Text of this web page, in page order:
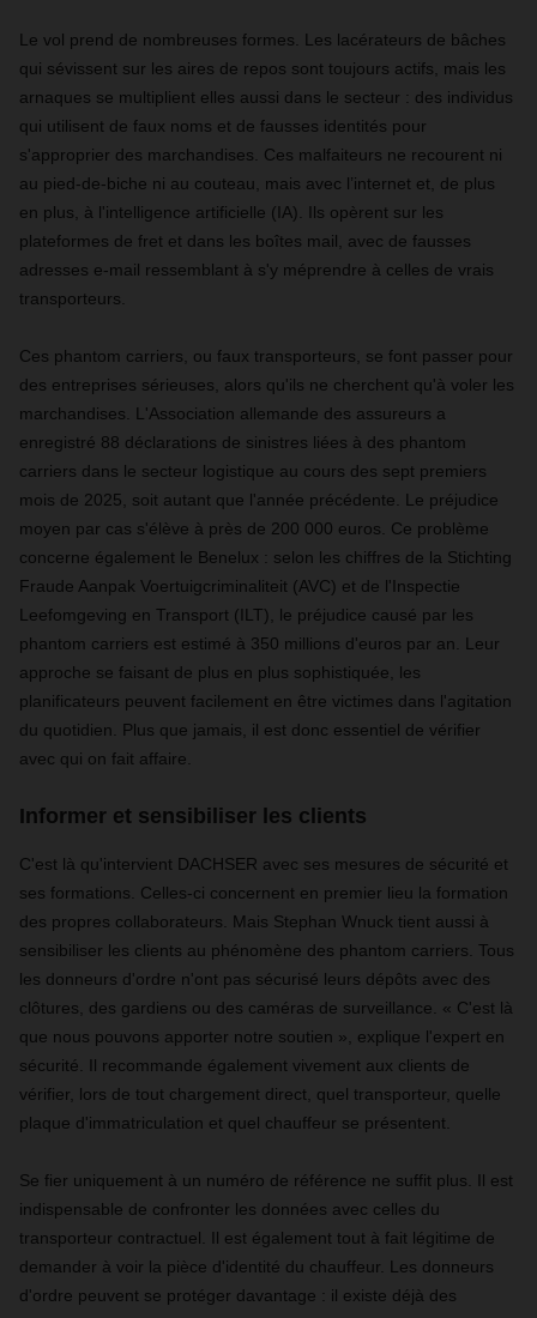
Le vol prend de nombreuses formes. Les lacérateurs de bâches
qui sévissent sur les aires de repos sont toujours actifs, mais les
arnaques se multiplient elles aussi dans le secteur : des individus
qui utilisent de faux noms et de fausses identités pour
s'approprier des marchandises. Ces malfaiteurs ne recourent ni
au pied-de-biche ni au couteau, mais avec l’internet et, de plus
en plus, à l'intelligence artificielle (IA). Ils opèrent sur les
plateformes de fret et dans les boîtes mail, avec de fausses
adresses e-mail ressemblant à s'y méprendre à celles de vrais
transporteurs.
Ces phantom carriers, ou faux transporteurs, se font passer pour
des entreprises sérieuses, alors qu'ils ne cherchent qu'à voler les
marchandises. L'Association allemande des assureurs a
enregistré 88 déclarations de sinistres liées à des phantom
carriers dans le secteur logistique au cours des sept premiers
mois de 2025, soit autant que l'année précédente. Le préjudice
moyen par cas s'élève à près de 200 000 euros. Ce problème
concerne également le Benelux : selon les chiffres de la Stichting
Fraude Aanpak Voertuigcriminaliteit (AVC) et de l'Inspectie
Leefomgeving en Transport (ILT), le préjudice causé par les
phantom carriers est estimé à 350 millions d'euros par an. Leur
approche se faisant de plus en plus sophistiquée, les
planificateurs peuvent facilement en être victimes dans l'agitation
du quotidien. Plus que jamais, il est donc essentiel de vérifier
avec qui on fait affaire.
Informer et sensibiliser les clients
C'est là qu'intervient DACHSER avec ses mesures de sécurité et
ses formations. Celles-ci concernent en premier lieu la formation
des propres collaborateurs. Mais Stephan Wnuck tient aussi à
sensibiliser les clients au phénomène des phantom carriers. Tous
les donneurs d'ordre n'ont pas sécurisé leurs dépôts avec des
clôtures, des gardiens ou des caméras de surveillance. « C'est là
que nous pouvons apporter notre soutien », explique l'expert en
sécurité. Il recommande également vivement aux clients de
vérifier, lors de tout chargement direct, quel transporteur, quelle
plaque d'immatriculation et quel chauffeur se présentent.
Se fier uniquement à un numéro de référence ne suffit plus. Il est
indispensable de confronter les données avec celles du
transporteur contractuel. Il est également tout à fait légitime de
demander à voir la pièce d'identité du chauffeur. Les donneurs
d'ordre peuvent se protéger davantage : il existe déjà des